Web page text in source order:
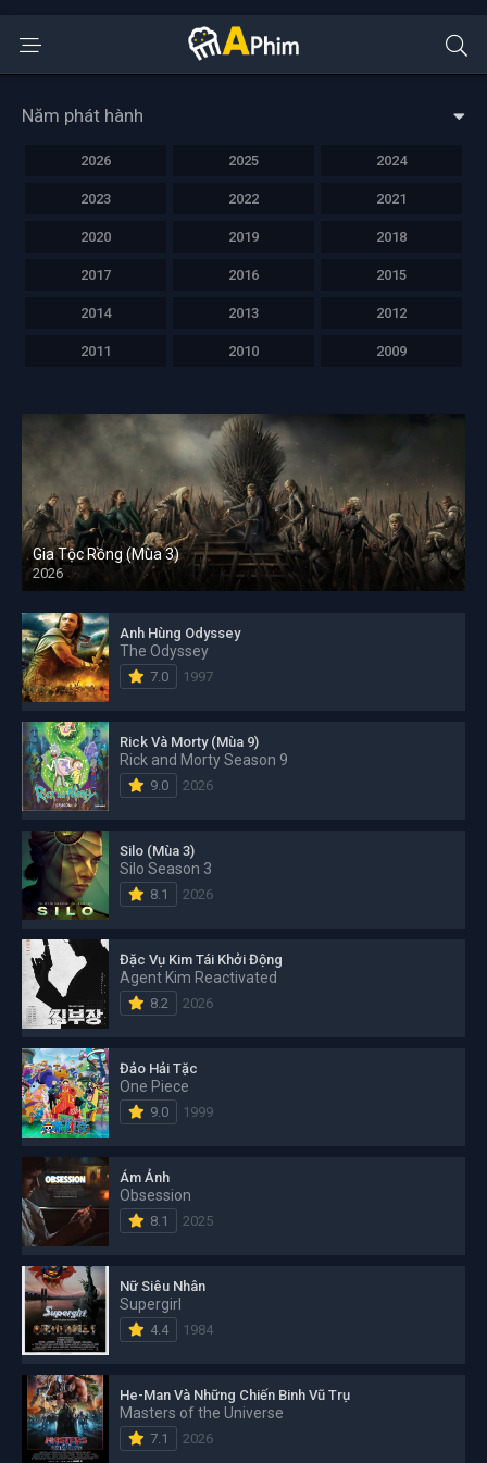
Năm phát hành
2026 2025 2024
2023 2022 2021
2020 2019 2018
2017 2016 2015
2014 2013 2012
2011 2010 2009
Gia Tộc Rồng (Mùa 3)
2026
Anh Hùng Odyssey
The Odyssey
7.0 1997
Rick Và Morty (Mùa 9)
Rick and Morty Season 9
9.0 2026
Silo (Mùa 3)
Silo Season 3
8.1 2026
Đặc Vụ Kim Tái Khởi Động
Agent Kim Reactivated
8.2 2026
Đảo Hải Tặc
One Piece
9.0 1999
Ám Ảnh
Obsession
8.1 2025
Nữ Siêu Nhân
Supergirl
4.4 1984
He-Man Và Những Chiến Binh Vũ Trụ
Masters of the Universe
7.1 2026